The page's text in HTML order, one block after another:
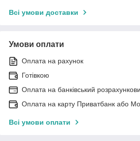
Всі умови доставки
Умови оплати
Оплата на рахунок
Готівкою
Оплата на банківський
Оплата на карту Приватбанк або
Всі умови оплати